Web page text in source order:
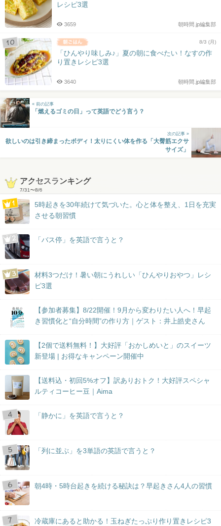
レシピ3選
朝時間.jp編集部
3659
8/3 (月)
「ひんやり味しみ♪」夏の朝に食べたい！なすの作
り置きレシピ3選
朝時間.jp編集部
3640
« 前の記事
「燃えるゴミの日」って英語でどう言う？
次の記事 »
欲しいのは引き締まったボディ！太りにくい体を作る「大臀筋エクサ
サイズ」
アクセスランキング
7/31〜8/6
5時起きを30年続けて気づいた。心と体を整え、1日を充実
させる朝習慣
「バス停」を英語で言うと？
材料3つだけ！暑い朝にうれしい「ひんやりおやつ」レシ
ピ3選
【参加者募集】8/22開催！9月から変わりたい人へ！早起
き習慣化と“自分時間”の作り方｜ゲスト：井上皓史さん
【2個で送料無料！】大好評「おかしめいと」のスイーツ
新登場 | お得なキャンペーン開催中
【送料込・初回5%オフ】訳ありおトク！大好評スペシャ
ルティコーヒー豆｜Aima
「静かに」を英語で言うと？
「列に並ぶ」を3単語の英語で言うと？
朝4時・5時台起きを続ける秘訣は？早起きさん4人の習慣
冷蔵庫にあると助かる！玉ねぎたっぷり作り置きレシピ3